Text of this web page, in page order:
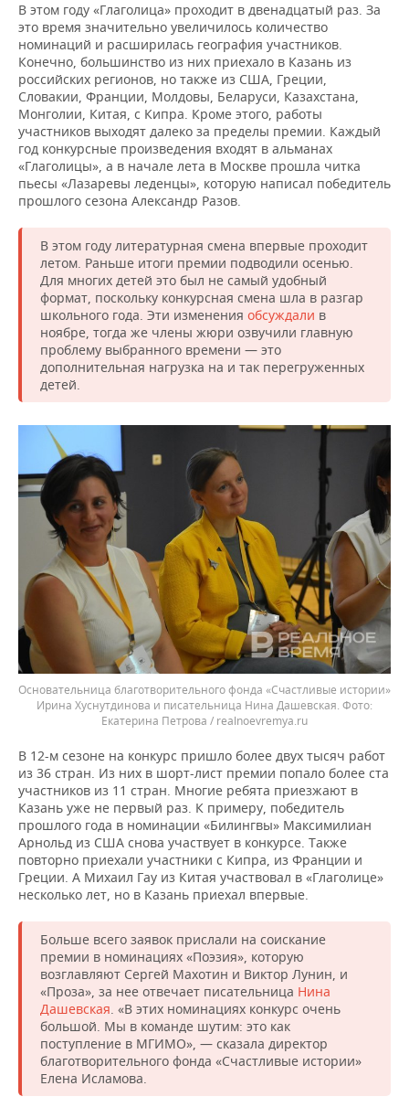
В этом году «Глаголица» проходит в двенадцатый раз. За
это время значительно увеличилось количество
номинаций и расширилась география участников.
Конечно, большинство из них приехало в Казань из
российских регионов, но также из США, Греции,
Словакии, Франции, Молдовы, Беларуси, Казахстана,
Монголии, Китая, с Кипра. Кроме этого, работы
участников выходят далеко за пределы премии. Каждый
год конкурсные произведения входят в альманах
«Глаголицы», а в начале лета в Москве прошла читка
пьесы «Лазаревы леденцы», которую написал победитель
прошлого сезона Александр Разов.
В этом году литературная смена впервые проходит
летом. Раньше итоги премии подводили осенью.
Для многих детей это был не самый удобный
формат, поскольку конкурсная смена шла в разгар
школьного года. Эти изменения обсуждали в
ноябре, тогда же члены жюри озвучили главную
проблему выбранного времени — это
дополнительная нагрузка на и так перегруженных
детей.
Основательница благотворительного фонда «Счастливые истории»
Ирина Хуснутдинова и писательница Нина Дашевская.
Екатерина Петрова / realnoevremya.ru
В 12-м сезоне на конкурс пришло более двух тысяч работ
из 36 стран. Из них в шорт-лист премии попало более ста
участников из 11 стран. Многие ребята приезжают в
Казань уже не первый раз. К примеру, победитель
прошлого года в номинации «Билингвы» Максимилиан
Арнольд из США снова участвует в конкурсе. Также
повторно приехали участники с Кипра, из Франции и
Греции. А Михаил Гау из Китая участвовал в «Глаголице»
несколько лет, но в Казань приехал впервые.
Больше всего заявок прислали на соискание
премии в номинациях «Поэзия», которую
возглавляют Сергей Махотин и Виктор Лунин, и
«Проза», за нее отвечает писательница Нина
Дашевская. «В этих номинациях конкурс очень
большой. Мы в команде шутим: это как
поступление в МГИМО», — сказала директор
благотворительного фонда «Счастливые истории»
Елена Исламова.